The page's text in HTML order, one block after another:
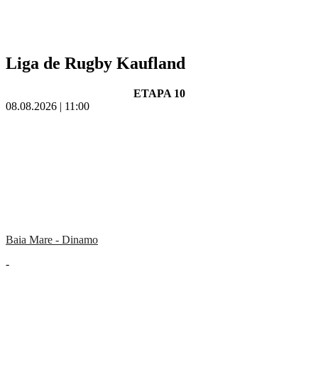
Liga de Rugby Kaufland
ETAPA 10
08.08.2026 | 11:00
Baia Mare - Dinamo
-